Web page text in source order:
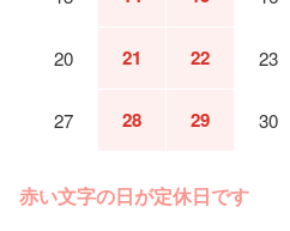
20 21 22 23
27 28 29 30
赤い文字の日が定休日です